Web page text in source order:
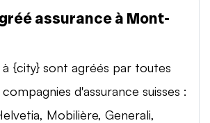
assurance à Mont-
{city} sont agréés par toutes
d'assurance suisses :
Mobilière, Generali,